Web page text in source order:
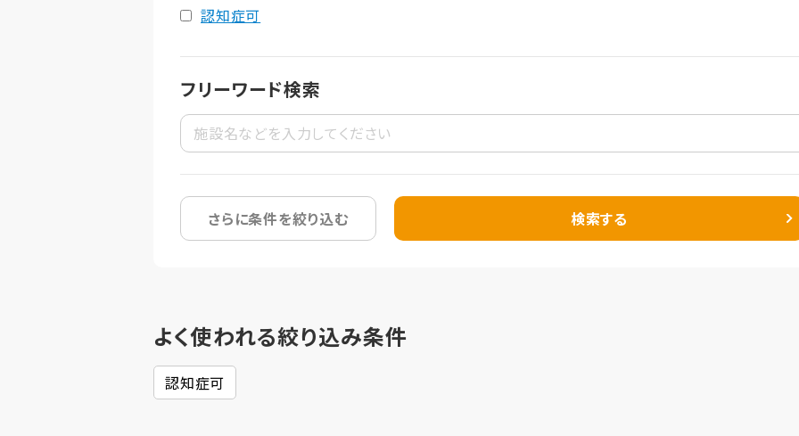
認知症可
フリーワード検索
さらに条件を絞り込む 検索する
よく使われる絞り込み条件
認知症可